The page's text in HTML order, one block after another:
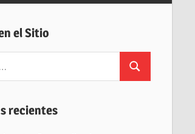
el Sitio
Buscar
recientes